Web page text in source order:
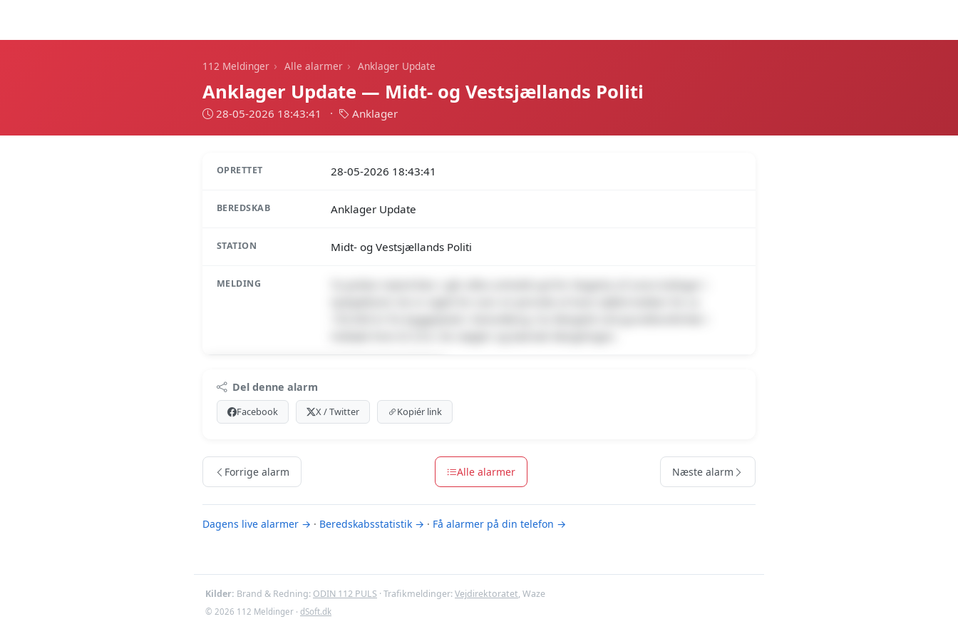
112 Meldinger › Alle alarmer › Anklager Update
Anklager Update — Midt- og Vestsjællands Politi
28-05-2026 18:43:41 · Anklager
OPRETTET 28-05-2026 18:43:41
BEREDSKAB Anklager Update
STATION Midt- og Vestsjællands Politi
MELDING
Premium indhold
Log ind med Premium for at se meldingen.
Se Premium-muligheder
Del denne alarm
Facebook X / Twitter Kopiér link
Forrige alarm Alle alarmer Næste alarm
Dagens live alarmer → · Beredskabsstatistik → · Få alarmer på din telefon →
Kilder: Brand & Redning: ODIN 112 PULS · Trafikmeldinger:Vejdirektoratet, Waze
© 2026 112 Meldinger · dSoft.dk